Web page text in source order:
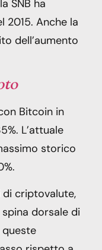
SNB ha
2015. Anche la
dell’aumento
Bitcoin in
L’attuale
storico
criptovalute,
dorsale di